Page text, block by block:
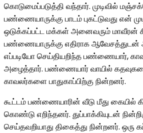
கொடுமைப்படுத்தி வந்தார். முடிவில்
பண்ணையாருக்கு பாடம் புகட்டுவது என்
ஒடுக்கப்பட்ட மக்கள் அனைவரும் மாவீரன்
பண்ணையாருக்கு எதிராக ஆவேசத்துடன்
எப்படியோ செய்தியறிந்த பண்ணையார்,
அழைத்தார். பண்ணையார் வாயில்
காவலர்களை பாதுகாப்பிற்கு நின்றனர்.
கூட்டம் பண்ணையாரின் வீடு மீது கையில்
கொண்டு எறிந்தனர். துப்பாக்கியுடன்
செய்தவறியாது திகைத்து நின்றனர். ஒரு